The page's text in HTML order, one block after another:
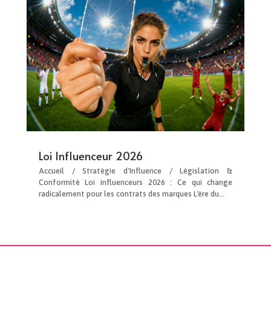
Loi Influenceur 2026
Accueil / Stratégie d'Influence / Législation &
Conformité Loi influenceurs 2026 : Ce qui change
radicalement pour les contrats des marques L'ère du...